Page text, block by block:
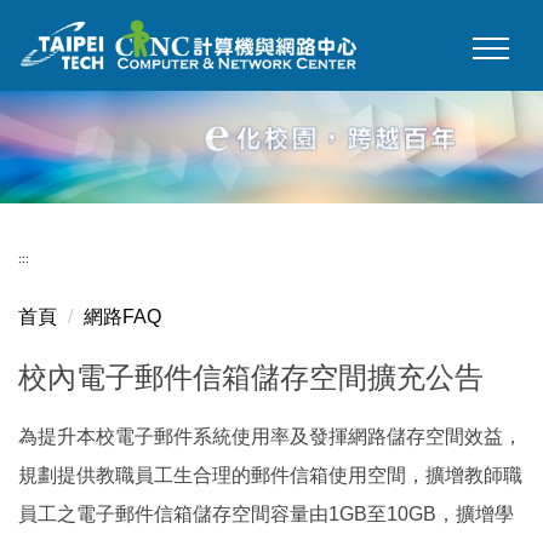
到
要
內
容
區
:::
首頁 網路FAQ
校內電子郵件信箱儲存空間擴充公告
為提升本校電子郵件系統使用率及發揮網路儲存空間效益，
規劃提供教職員工生合理的郵件信箱使用空間，擴增教師職
員工之電子郵件信箱儲存空間容量由1GB至10GB，擴增學